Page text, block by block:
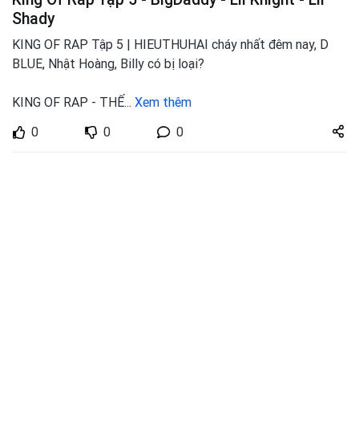
Shady
KING OF RAP Tập 5 | HIEUTHUHAI cháy nhất đêm nay, D
BLUE, Nhật Hoàng, Billy có bị loại?
KING OF RAP - THẾ... Xem thêm
0
0 0
Share
zuto.vn